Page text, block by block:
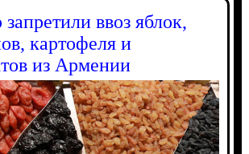
ввоз яблок,
картофеля и
из Армении